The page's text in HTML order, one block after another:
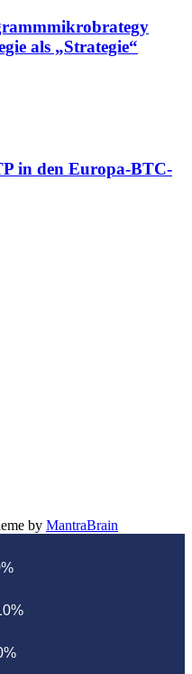
als „Strategie“
in den Europa-BTC-
by MantraBrain